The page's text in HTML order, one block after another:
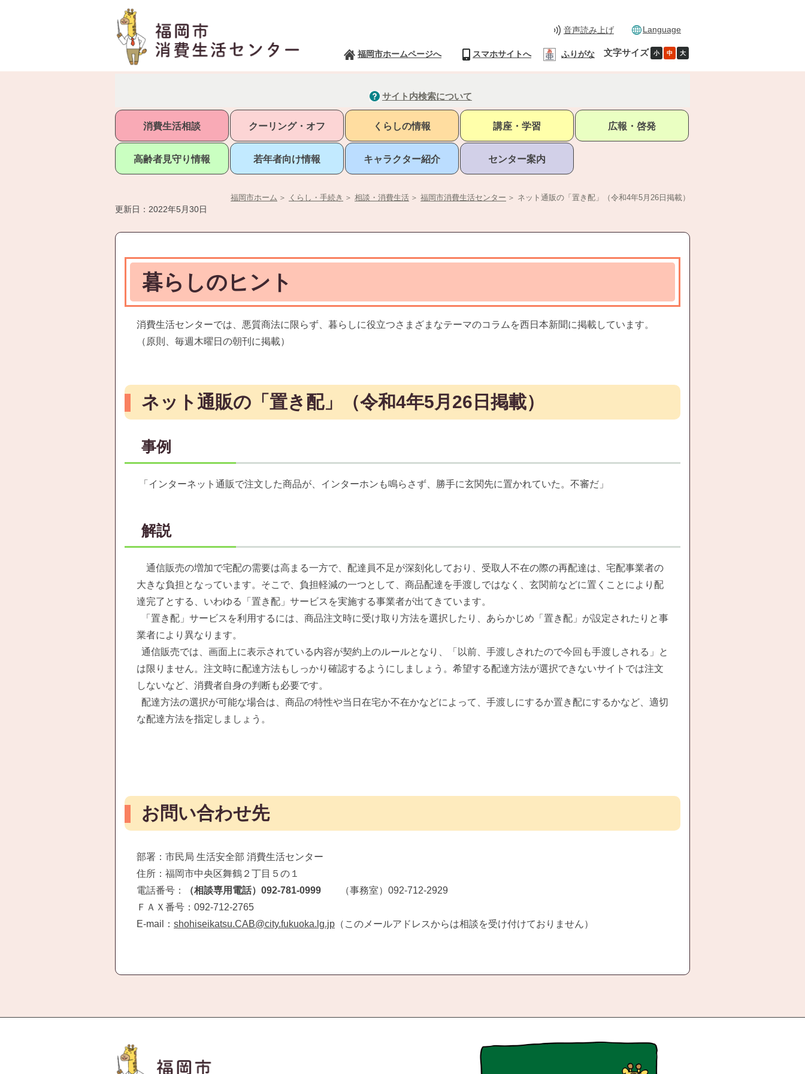
音声読み上げ Language
福岡市ホームページへ スマホサイトへ ふりがな 文字サイズ 小 中 大
サイト内検索について
消費生活相談 クーリング・オフ くらしの情報 講座・学習 広報・啓発
高齢者見守り情報 若年者向け情報 キャラクター紹介 センター案内
福岡市ホーム ＞ くらし・手続き ＞ 相談・消費生活 ＞ 福岡市消費生活センター ＞ ネット通販の「置き配」（令和4年5月26日掲載）
更新日：2022年5月30日
暮らしのヒント
消費生活センターでは、悪質商法に限らず、暮らしに役立つさまざまなテーマのコラムを西日本新聞に掲載しています。
（原則、毎週木曜日の朝刊に掲載）
ネット通販の「置き配」（令和4年5月26日掲載）
事例
「インターネット通販で注文した商品が、インターホンも鳴らさず、勝手に玄関先に置かれていた。不審だ」
解説
通信販売の増加で宅配の需要は高まる一方で、配達員不足が深刻化しており、受取人不在の際の再配達は、宅配事業者の
大きな負担となっています。そこで、負担軽減の一つとして、商品配達を手渡しではなく、玄関前などに置くことにより配
達完了とする、いわゆる「置き配」サービスを実施する事業者が出てきています。
「置き配」サービスを利用するには、商品注文時に受け取り方法を選択したり、あらかじめ「置き配」が設定されたりと事
業者により異なります。
通信販売では、画面上に表示されている内容が契約上のルールとなり、「以前、手渡しされたので今回も手渡しされる」と
は限りません。注文時に配達方法もしっかり確認するようにしましょう。希望する配達方法が選択できないサイトでは注文
しないなど、消費者自身の判断も必要です。
配達方法の選択が可能な場合は、商品の特性や当日在宅か不在かなどによって、手渡しにするか置き配にするかなど、適切
な配達方法を指定しましょう。
お問い合わせ先
部署：市民局 生活安全部 消費生活センター
住所：福岡市中央区舞鶴２丁目５の１
電話番号：
（相談専用電話）092-781-0999 （事務室）092-712-2929
ＦＡＸ番号：092-712-2765
E-mail： shohiseikatsu.CAB@city.fukuoka.lg.jp （このメールアドレスからは相談を受け付けておりません）